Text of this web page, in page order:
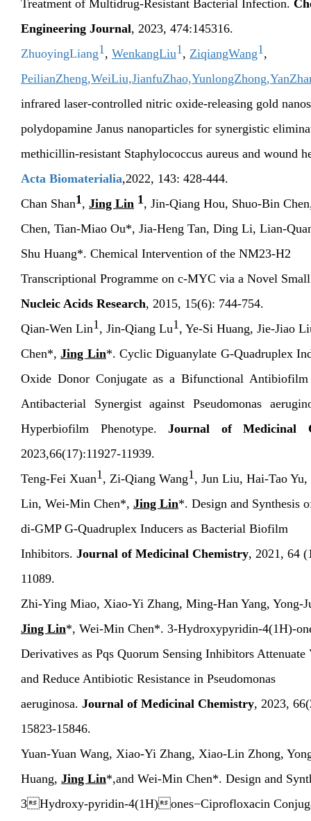
Treatment of Multidrug-Resistant Bacterial Infection.
Engineering Journal, 2023, 474:145316.
ZhuoyingLiang1, WenkangLiu1, ZiqiangWang1,
PeilianZheng,WeiLiu,JianfuZhao,YunlongZhong,
infrared laser-controlled nitric oxide-releasing gold
polydopamine Janus nanoparticles for synergistic
methicillin-resistant Staphylococcus aureus and wound
Acta Biomaterialia,2022, 143: 428-444.
Chan Shan1, Jing Lin 1, Jin-Qiang Hou, Shuo-Bin
Chen, Tian-Miao Ou*, Jia-Heng Tan, Ding Li, Lian-
Shu Huang*. Chemical Intervention of the NM23-H2
Transcriptional Programme on c-MYC via a Novel
Nucleic Acids Research, 2015, 15(6): 744-754.
Qian-Wen Lin1, Jin-Qiang Lu1, Ye-Si Huang, Jie-Jiao
Chen*,Jing Lin*. Cyclic Diguanylate G-Quadruplex
Oxide Donor Conjugate as a Bifunctional
Antibacterial Synergist against Pseudomonas
Hyperbiofilm Phenotype. Journal of Medicinal
2023,66(17):11927-11939.
Teng-Fei Xuan1, Zi-Qiang Wang1, Jun Liu, Hai-Tao Yu,
Lin, Wei-Min Chen*, Jing Lin*. Design and Synthesis
di-GMP G-Quadruplex Inducers as Bacterial Biofilm
Inhibitors. Journal of Medicinal Chemistry, 2021, 64
11089.
Zhi-Ying Miao, Xiao-Yi Zhang, Ming-Han Yang, Yong-
Jing Lin*, Wei-Min Chen*. 3-Hydroxypyridin-4(1H)-
Derivatives as Pqs Quorum Sensing Inhibitors Attenuate
and Reduce Antibiotic Resistance in Pseudomonas
aeruginosa. Journal of Medicinal Chemistry, 2023,
15823-15846.
Yuan-Yuan Wang, Xiao-Yi Zhang, Xiao-Lin Zhong,
Huang, Jing Lin*,and Wei-Min Chen*. Design and
3Hydroxy-pyridin-4(1H)ones−Ciprofloxacin